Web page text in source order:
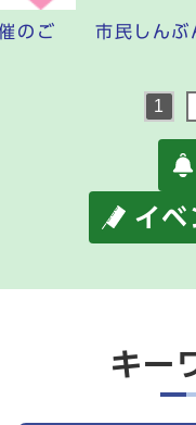
のご 市民しん
1
イベ
キー